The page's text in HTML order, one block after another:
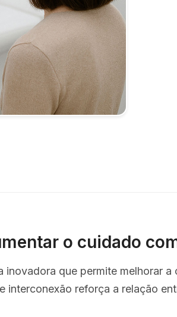
o cuidado
inovadora que permite melhorar
interconexão reforça a relação